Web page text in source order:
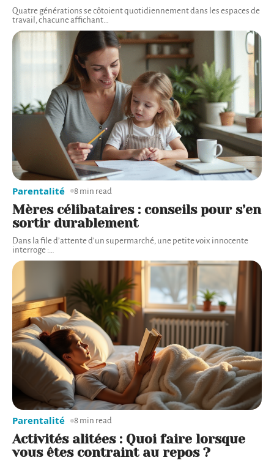
Quatre générations se côtoient quotidiennement dans les espaces de
travail, chacune affichant
Mères célibataires : conseils pour s’en
sortir durablement
Dans la file d’attente d’un supermarché, une petite voix innocente
interroge :
Parentalité 8 min read
Activités alitées : Quoi faire lorsque
vous êtes contraint au repos ?
Parentalité 8 min read